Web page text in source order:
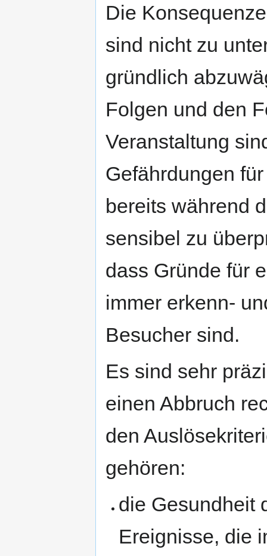
Die
sind nicht zu
gründlich
Folgen und den
Veranstaltung
Gefährdungen
bereits während
sensibel zu
dass Gründe für
immer erkenn-
Besucher sind.
Es sind sehr
einen Abbruch
den
gehören:
die Gesundheit
Ereignisse, die